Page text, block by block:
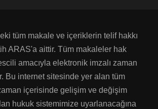
tüm makale ve içeriklerin telif hakkı
ARAS'a aittir. Tüm makaleler hak
amacıyla elektronik imzalı zaman
Bu internet sitesinde yer alan tüm
içerisinde gelişim ve değişim
hukuk sistemimize uyarlanacağına